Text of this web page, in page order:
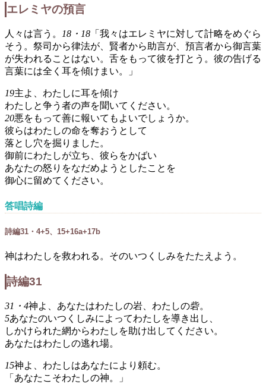
エレミヤの預言
人々は言う。 18・18 「我々はエレミヤに対して計略をめぐら
そう。祭司から律法が、賢者から助言が、預言者から御言葉
が失われることはない。舌をもって彼を打とう。彼の告げる
言葉には全く耳を傾けまい。」
19主よ、わたしに耳を傾け
わたしと争う者の声を聞いてください。
20悪をもって善に報いてもよいでしょうか。
彼らはわたしの命を奪おうとして
落とし穴を掘りました。
御前にわたしが立ち、彼らをかばい
あなたの怒りをなだめようとしたことを
御心に留めてください。
答唱詩編
詩編31・4+5、15+16a+17b
神はわたしを救われる。そのいつくしみをたたえよう。
詩編31
31・4神よ、あなたはわたしの岩、わたしの砦。
5あなたのいつくしみによってわたしを導き出し、
しかけられた網からわたしを助け出してください。
あなたはわたしの逃れ場。
15神よ、わたしはあなたにより頼む。
「あなたこそわたしの神。」